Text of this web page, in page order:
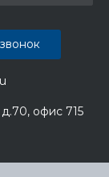
офис 715